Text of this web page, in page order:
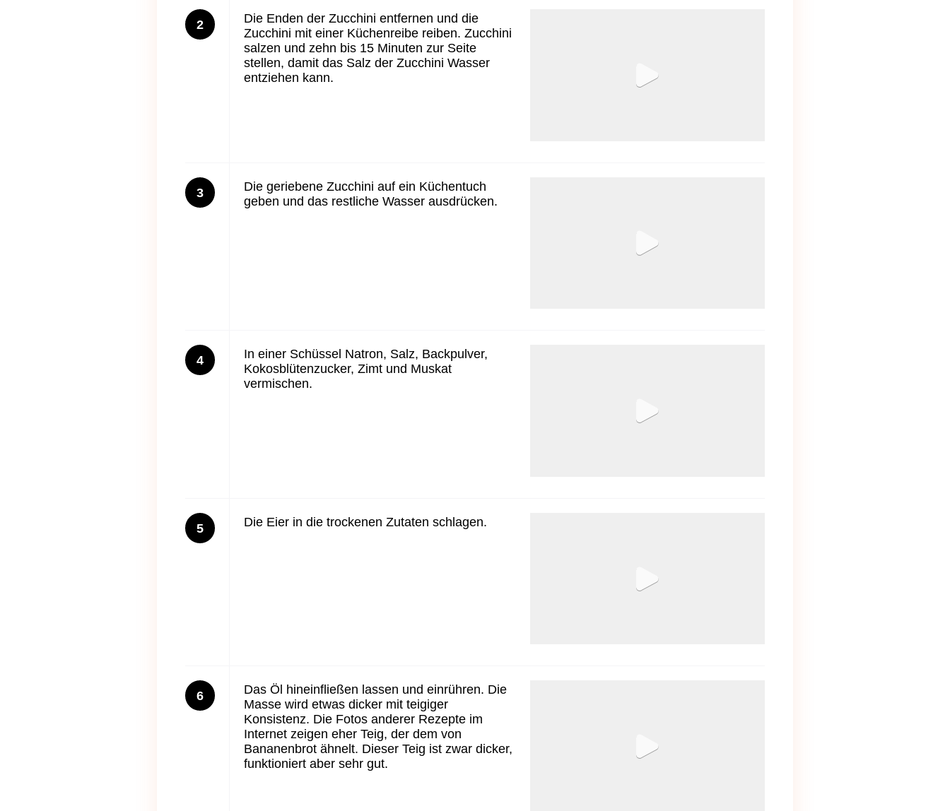
2
Die Enden der Zucchini entfernen und die
Zucchini mit einer Küchenreibe reiben. Zucchini
salzen und zehn bis 15 Minuten zur Seite
stellen, damit das Salz der Zucchini Wasser
entziehen kann.
3
Die geriebene Zucchini auf ein Küchentuch
geben und das restliche Wasser ausdrücken.
4
In einer Schüssel Natron, Salz, Backpulver,
Kokosblütenzucker, Zimt und Muskat
vermischen.
5 Die Eier in die trockenen Zutaten schlagen.
6
Das Öl hineinfließen lassen und einrühren. Die
Masse wird etwas dicker mit teigiger
Konsistenz. Die Fotos anderer Rezepte im
Internet zeigen eher Teig, der dem von
Bananenbrot ähnelt. Dieser Teig ist zwar dicker,
funktioniert aber sehr gut.